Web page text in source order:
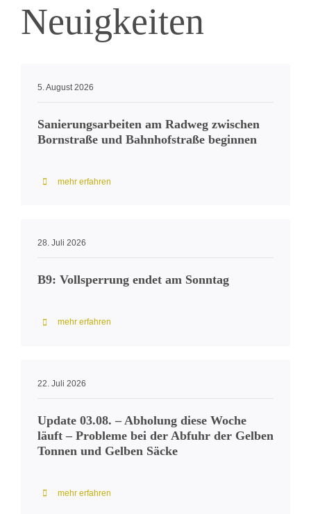
Neuigkeiten
5. August 2026
Sanierungsarbeiten am Radweg zwischen
Bornstraße und Bahnhofstraße beginnen
mehr erfahren
28. Juli 2026
B9: Vollsperrung endet am Sonntag
mehr erfahren
22. Juli 2026
Update 03.08. – Abholung diese Woche
läuft – Probleme bei der Abfuhr der Gelben
Tonnen und Gelben Säcke
mehr erfahren